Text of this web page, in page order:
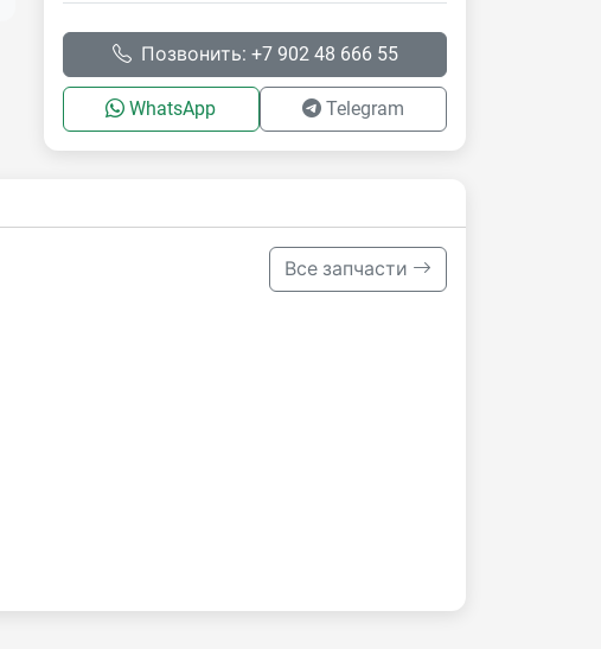
Позвонить: +7 902 48 666 55
WhatsApp Telegram
Все запчасти